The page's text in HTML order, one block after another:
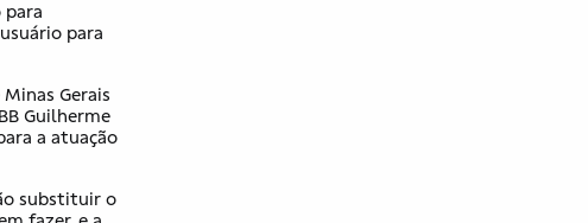
para
para
Gerais
Guilherme
a atuação
substituir o